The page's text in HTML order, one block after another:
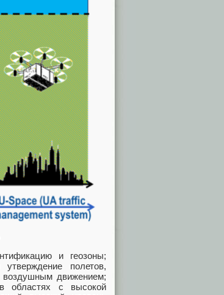
и геозоны;
полетов,
воздушным движением;
областях с высокой